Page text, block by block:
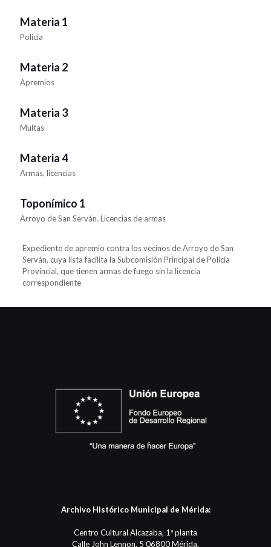
Materia 1
Policía
Materia 2
Apremios
Materia 3
Multas
Materia 4
Armas, licencias
Toponímico 1
Arroyo de San Serván. Licencias de armas
Expediente de apremio contra los vecinos de Arroyo de San
Serván, cuya lista facilita la Subcomisión Principal de Policía
Provincial, que tienen armas de fuego sin la licencia
correspondiente
Archivo Histórico Municipal de Mérida:
Centro Cultural Alcazaba, 1ª planta
Calle John Lennon, 5 06800 Mérida.